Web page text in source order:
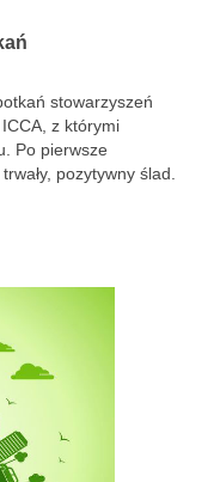
stowarzyszeń
z którymi
Po pierwsze
pozytywny ślad.